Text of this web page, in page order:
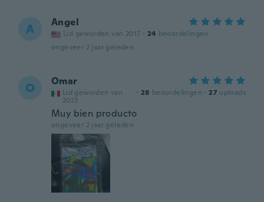
A Angel
Lid geworden van 2017 · 24 beoordelingen
ongeveer 2 jaar geleden
O Omar
Lid geworden van
2023
· 28 beoordelingen · 27 uploads
Muy bien producto
ongeveer 2 jaar geleden